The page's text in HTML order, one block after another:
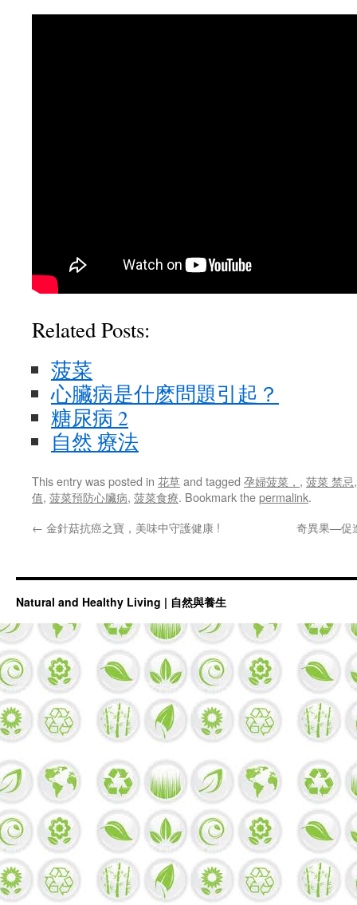
Related Posts:
菠菜
心臟病是什麽問題引起？
糖尿病 2
自然 療法
This entry was posted in 花草and tagged 孕婦菠菜， , 菠菜 禁忌
值, 菠菜預防心臟病, 菠菜食療. Bookmark thepermalink.
← 金針菇抗癌之寶，美味中守護健康 ! 奇異果—促
Natural and Healthy Living | 自然與養生